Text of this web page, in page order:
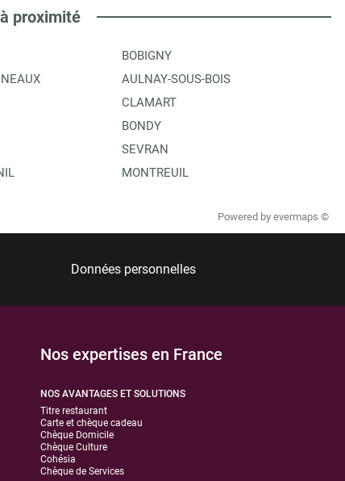
proximité
BOBIGNY
AULNAY-SOUS-BOIS
CLAMART
BONDY
SEVRAN
MONTREUIL
Powered by evermaps ©
Données personnelles
Nos expertises en France
NOS AVANTAGES ET SOLUTIONS
Titre restaurant
Carte et chèque cadeau
Chèque Domicile
Chèque Culture
Cohésia
Chèque de Services